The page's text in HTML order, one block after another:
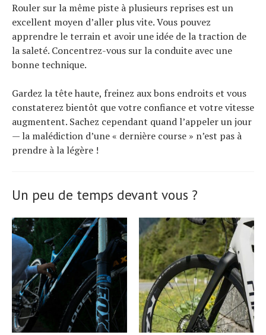
Rouler sur la même piste à plusieurs reprises est un
excellent moyen d’aller plus vite. Vous pouvez
apprendre le terrain et avoir une idée de la traction de
la saleté. Concentrez-vous sur la conduite avec une
bonne technique.
Gardez la tête haute, freinez aux bons endroits et vous
constaterez bientôt que votre confiance et votre vitesse
augmentent. Sachez cependant quand l’appeler un jour
— la malédiction d’une « dernière course » n’est pas à
prendre à la légère !
Un peu de temps devant vous ?